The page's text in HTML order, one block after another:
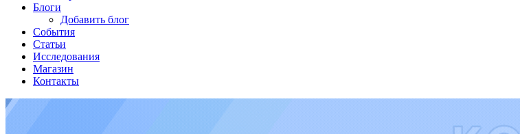
Блоги
Добавить блог
События
Статьи
Исследования
Магазин
Контакты